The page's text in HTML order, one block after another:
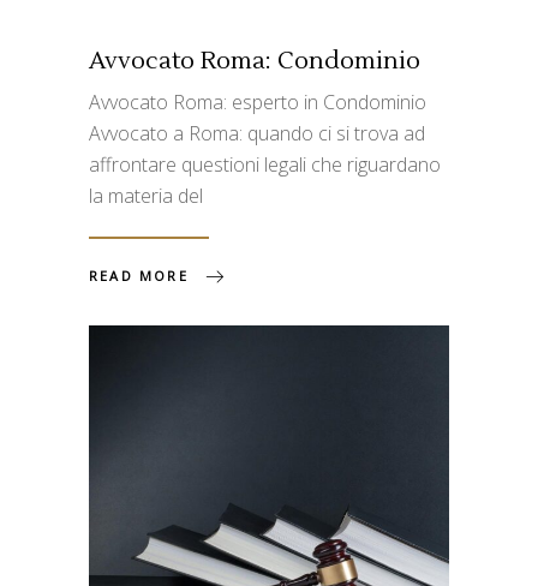
Avvocato Roma: Condominio
Avvocato Roma: esperto in Condominio
Avvocato a Roma: quando ci si trova ad
affrontare questioni legali che riguardano
la materia del
READ MORE